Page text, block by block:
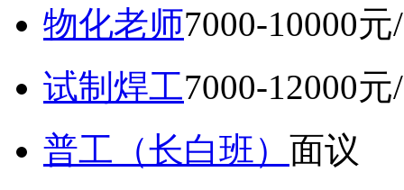
物化老师7000-10000元
试制焊工7000-12000元
普工（长白班） 面议